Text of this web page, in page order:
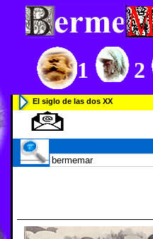
1 2
El siglo de las dos XX